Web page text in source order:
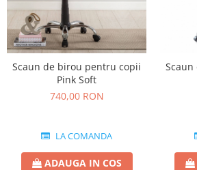
Scaun de birou pentru copii
Pink Soft
740,00 RON
LA COMANDA
ADAUGA IN COS